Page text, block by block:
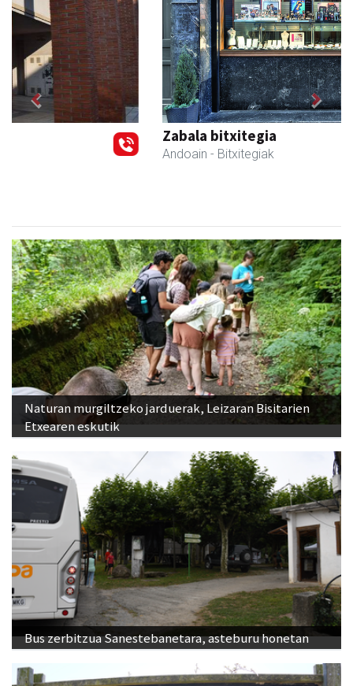
Zabala bitxitegia
- Bitxitegiak
Previous Next
Naturan murgiltzeko jarduerak, Leizaran Bisitarien
Etxearen eskutik
Bus zerbitzua Sanestebanetara, asteburu honetan